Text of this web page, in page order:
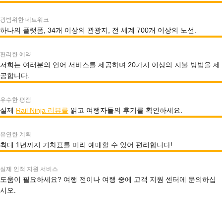
광범위한 네트워크
하나의 플랫폼, 34개 이상의 관광지, 전 세계 700개 이상의 노선.
편리한 예약
저희는 여러분의 언어 서비스를 제공하며 20가지 이상의 지불 방법을 제
공합니다.
우수한 평점
실제 Rail Ninja 리뷰를 읽고 여행자들의 후기를 확인하세요.
유연한 계획
최대 1년까지 기차표를 미리 예매할 수 있어 편리합니다!
실제 인적 지원 서비스
도움이 필요하세요? 여행 전이나 여행 중에 고객 지원 센터에 문의하십
시오.